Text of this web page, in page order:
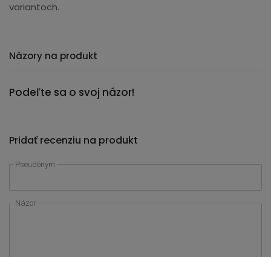
variantoch.
Názory na produkt
Podeľte sa o svoj názor!
Pridať recenziu na produkt
Pseudónym
Názor